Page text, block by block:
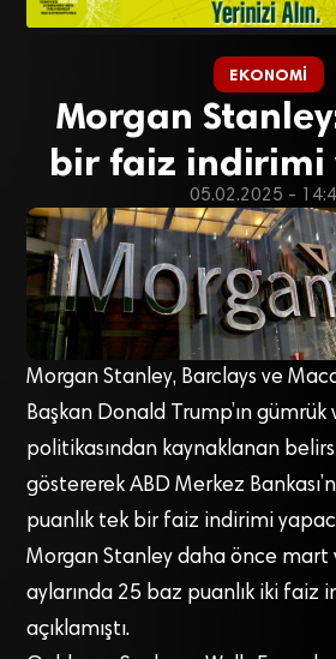
EKONOMI
Morgan
bir faiz indirimi
05.02.2025 -
Morgan Stanley, Barclays ve
Başkan Donald Trump’ın gümrük
politikasından kaynaklanan
göstererek ABD Merkez
puanlık tek bir faiz indirimi
Morgan Stanley daha önce mart
aylarında 25 baz puanlık iki faiz
açıklamıştı.